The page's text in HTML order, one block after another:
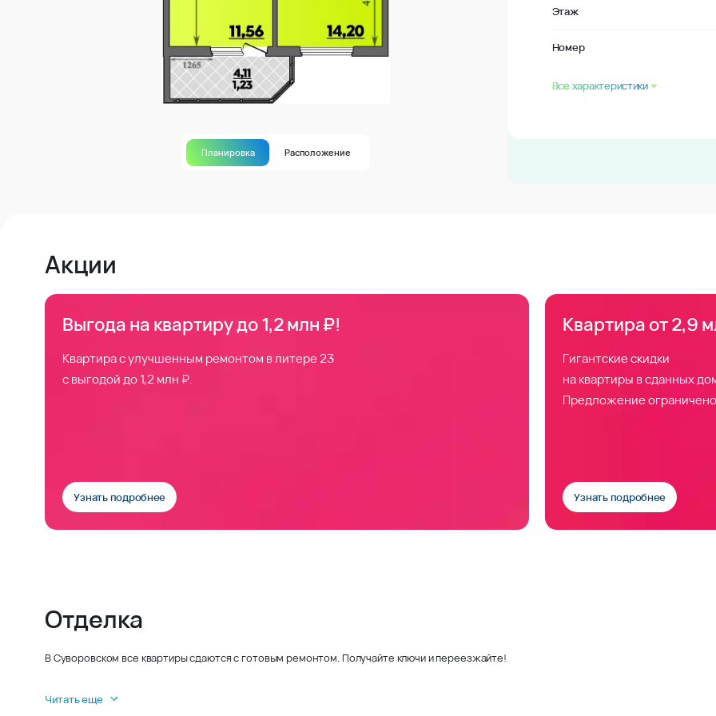
Планировка Расположение
Этаж
Номер
Все характеристики
Акции
Выгода на квартиру до 1,2 млн ₽!
Квартира с улучшенным ремонтом в литере 23
с выгодой до 1,2 млн ₽.
Узнать подробнее
Квартира от 2,9
Гигантские скидки
на квартиры в сданных
Предложение
Узнать подробнее
Отделка
В Суворовском все квартиры сдаются с готовым ремонтом. Получайте ключи и переезжайте!
Читать еще